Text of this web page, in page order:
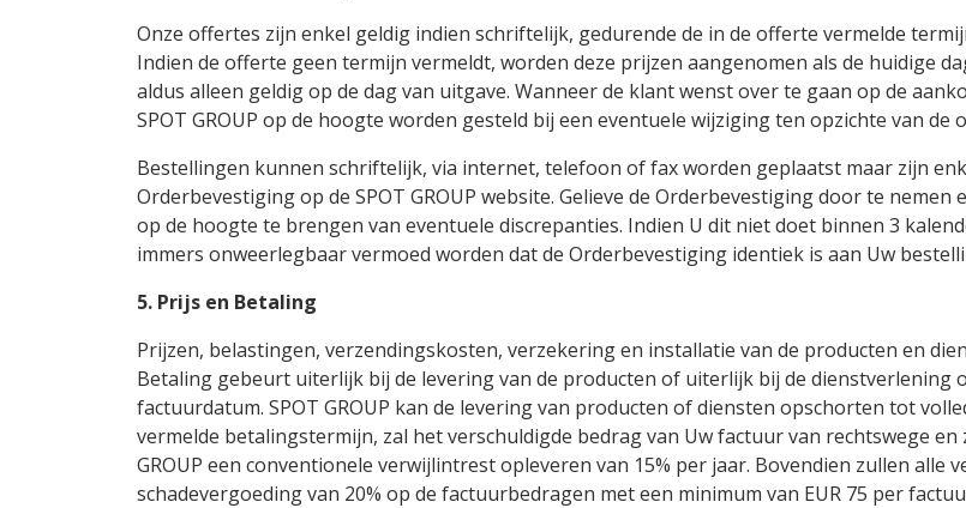
Onze offertes zijn enkel geldig indien schriftelijk, gedurende de in de offerte vermelde
Indien de offerte geen termijn vermeldt, worden deze prijzen aangenomen als de huidige
aldus alleen geldig op de dag van uitgave. Wanneer de klant wenst over te gaan op de
SPOT GROUP op de hoogte worden gesteld bij een eventuele wijziging ten opzichte van de
Bestellingen kunnen schriftelijk, via internet, telefoon of fax worden geplaatst maar zijn
Orderbevestiging op de SPOT GROUP website. Gelieve de Orderbevestiging door te nemen
op de hoogte te brengen van eventuele discrepanties. Indien U dit niet doet binnen 3
immers onweerlegbaar vermoed worden dat de Orderbevestiging identiek is aan Uw
5. Prijs en Betaling
Prijzen, belastingen, verzendingskosten, verzekering en installatie van de producten en
Betaling gebeurt uiterlijk bij de levering van de producten of uiterlijk bij de dienstverlening
factuurdatum. SPOT GROUP kan de levering van producten of diensten opschorten tot
vermelde betalingstermijn, zal het verschuldigde bedrag van Uw factuur van rechtswege
GROUP een conventionele verwijlintrest opleveren van 15% per jaar. Bovendien zullen alle
schadevergoeding van 20% op de factuurbedragen met een minimum van EUR 75 per